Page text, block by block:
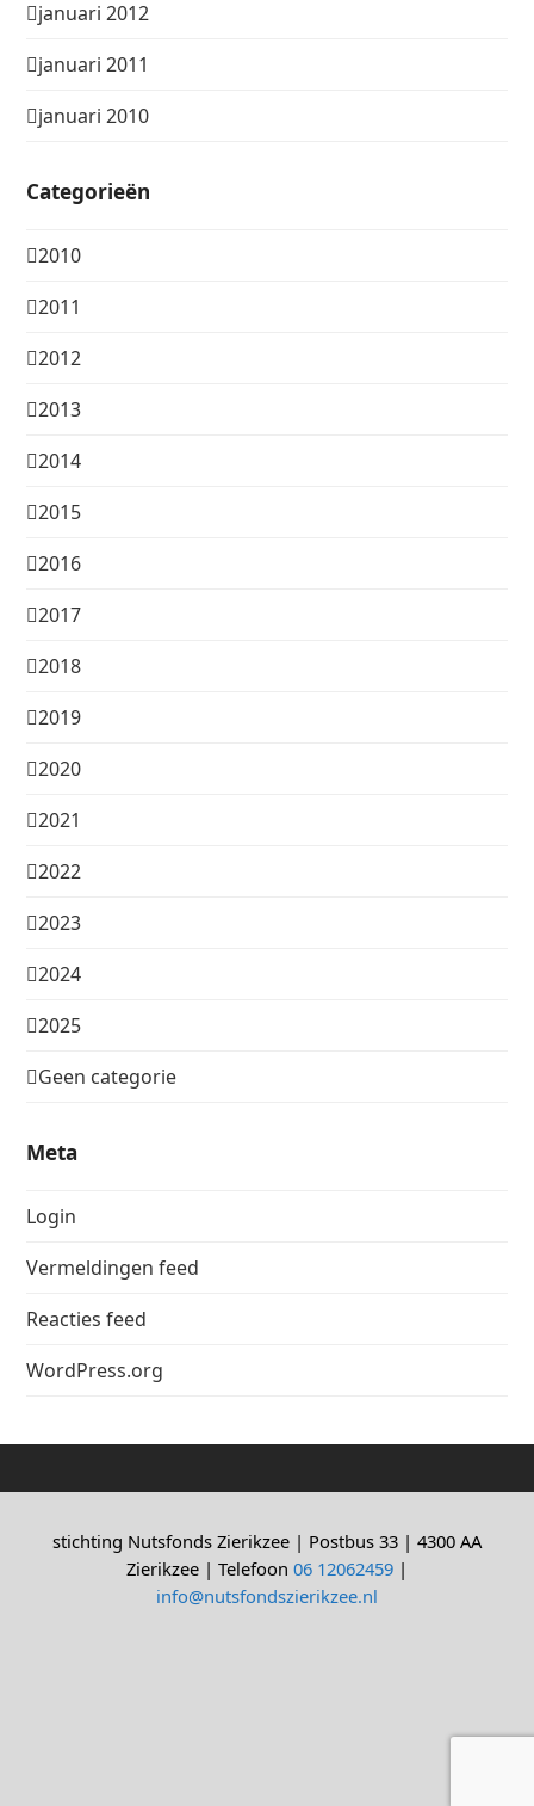
januari 2012
januari 2011
januari 2010
Categorieën
2010
2011
2012
2013
2014
2015
2016
2017
2018
2019
2020
2021
2022
2023
2024
2025
Geen categorie
Meta
Login
Vermeldingen feed
Reacties feed
WordPress.org
stichting Nutsfonds Zierikzee | Postbus 33 | 4300 AA
Zierikzee | Telefoon 06 12062459 |
info@nutsfondszierikzee.nl